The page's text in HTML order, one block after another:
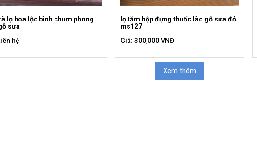
lọ hoa lộc bình chum phong
sưa
hệ
lọ tăm hộp đựng thuốc lào gỗ sưa đỏ
ms127
Giá: 300,000 VNĐ
Xem thêm